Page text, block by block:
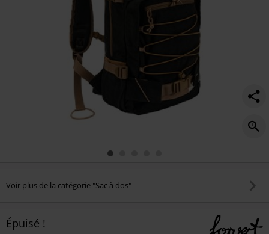
Voir plus de la catégorie "Sac à dos"
Épuisé !